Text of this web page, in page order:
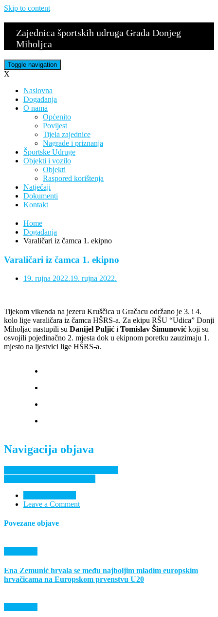
Skip to content
Zajednica športskih udruga Grada Donjeg
Miholjca
Toggle navigation
X
Naslovna
Događanja
O nama
Općenito
Povijest
Tijela zajednice
Nagrade i priznanja
Športske Udruge
Objekti i vozilo
Objekti
Raspored korištenja
Natječaji
Dokumenti
Kontakt
Home
Događanja
Varaličari iz čamca 1. ekipno
Varaličari iz čamca 1. ekipno
19. rujna 2022.19. rujna 2022.
Tijekom vikenda na jezeru Kruščica u Gračacu održano je 3. i 4.
kolo lige varaličara iz čamca HŠRS-a. Za ekipu RŠU “Udica” Donji
Miholjac nastupili su Danijel Puljić i Tomislav Šimunović koji su
osvojili pojedinačno 2. mjesta dok u ekipnom poretku zauzimaju 1.
mjesto na ljestvici lige HŠRS-a.
Navigacija objava
Leave a Comment
Povezane objave
Ena Zemunić hrvala se među najboljim mladim europskim
hrvačicama na Europskom prvenstvu U20